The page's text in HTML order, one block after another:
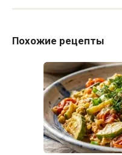
Похожие рецепты